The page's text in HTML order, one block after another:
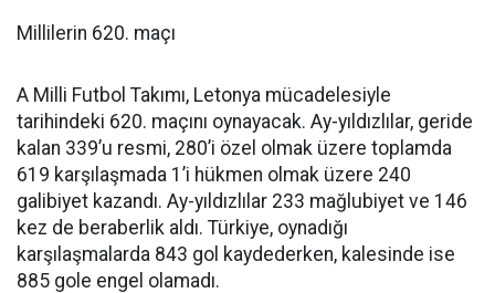
Millilerin 620. maçı
A Milli Futbol Takımı, Letonya mücadelesiyle
tarihindeki 620. maçını oynayacak. Ay-yıldızlılar, geride
kalan 339’u resmi, 280’i özel olmak üzere toplamda
619 karşılaşmada 1’i hükmen olmak üzere 240
galibiyet kazandı. Ay-yıldızlılar 233 mağlubiyet ve 146
kez de beraberlik aldı. Türkiye, oynadığı
karşılaşmalarda 843 gol kaydederken, kalesinde ise
885 gole engel olamadı.